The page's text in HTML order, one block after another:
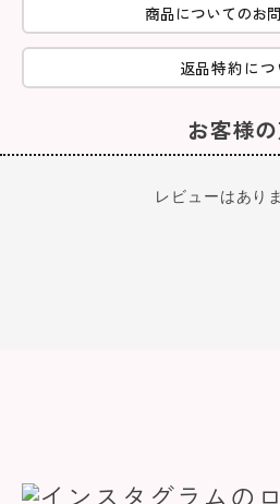
商品についてのお
返品特約につ
お客様
レビューはあり